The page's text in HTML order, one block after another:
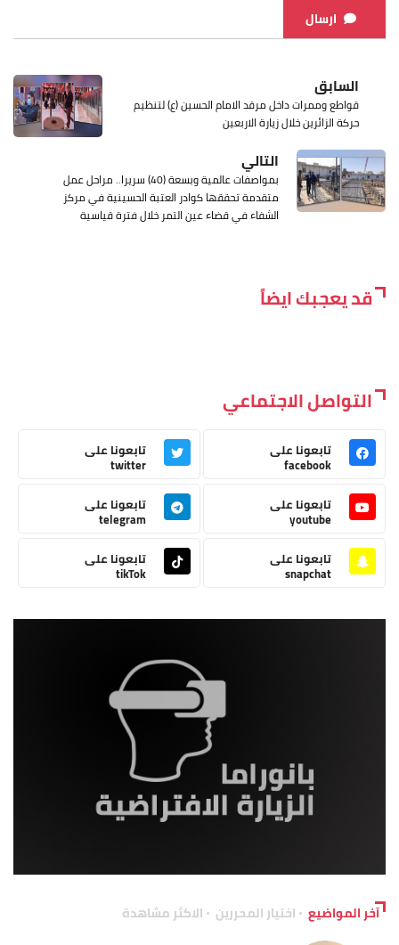
ارسال
السابق
قواطع وممرات داخل مرقد الامام الحسين (ع) لتنظيم
حركة الزائرين خلال زيارة الاربعين
التالي
بمواصفات عالمية وبسعة (40) سريرا.. مراحل عمل
متقدمة تحققها كوادر العتبة الحسينية في مركز
الشفاء في قضاء عين التمر خلال فترة قياسية
قد يعجبك ايضاً
التواصل الاجتماعي
تابعونا على
facebook
تابعونا على
twitter
تابعونا على
youtube
تابعونا على
telegram
تابعونا على
snapchat
تابعونا على
tikTok
آخر المواضيع اختيار المحررين الاكثر مشاهدة